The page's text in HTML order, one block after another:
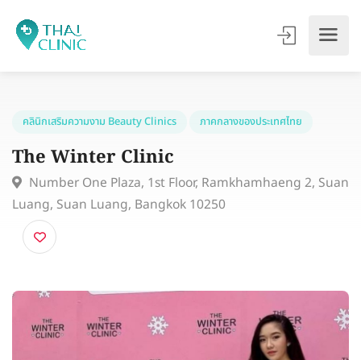
คลินิกเสริมความงาม Beauty Clinics
The Winter Clinic
Number One Plaza, 1st Floor, Ramkhamhaeng 2,
Luang, Suan Luang, Bangkok 10250